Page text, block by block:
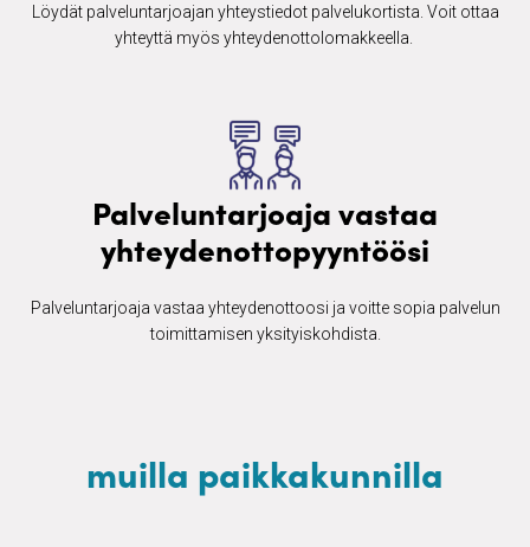
Löydät palveluntarjoajan yhteystiedot palvelukortista. Voit ottaa
yhteyttä myös yhteydenottolomakkeella. ​
Palveluntarjoaja vastaa
yhteydenottopyyntöösi
Palveluntarjoaja vastaa yhteydenottoosi ja voitte sopia palvelun
toimittamisen yksityiskohdista.
muilla paikkakunnilla